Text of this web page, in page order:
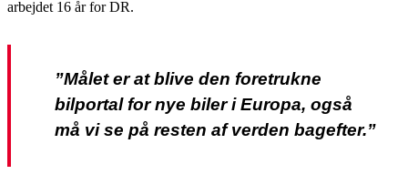
arbejdet 16 år for DR.
”Målet er at blive den foretrukne
bilportal for nye biler i Europa, også
må vi se på resten af verden bagefter.”